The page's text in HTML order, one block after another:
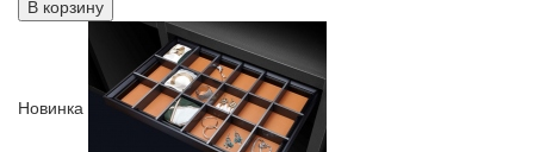
В корзину
Новинка